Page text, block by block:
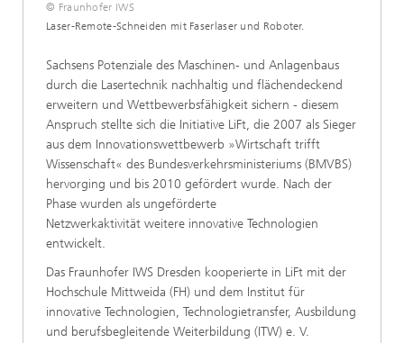
© Fraunhofer IWS
Laser-Remote-Schneiden mit Faserlaser und Roboter.
Sachsens Potenziale des Maschinen- und Anlagenbaus
durch die Lasertechnik nachhaltig und flächendeckend
erweitern und Wettbewerbsfähigkeit sichern - diesem
Anspruch stellte sich die Initiative LiFt, die 2007 als Sieger
aus dem Innovationswettbewerb »Wirtschaft trifft
Wissenschaft« des Bundesverkehrsministeriums (BMVBS)
hervorging und bis 2010 gefördert wurde. Nach der
Phase wurden als ungeförderte
Netzwerkaktivität weitere innovative Technologien
entwickelt.
Das Fraunhofer IWS Dresden kooperierte in LiFt mit der
Hochschule Mittweida (FH) und dem Institut für
innovative Technologien, Technologietransfer, Ausbildung
und berufsbegleitende Weiterbildung (ITW) e. V.